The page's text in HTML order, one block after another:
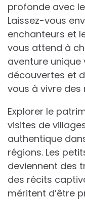
profonde avec
Laissez-vous
enchanteurs et
vous attend à
aventure
découvertes et
vous à vivre
Explorer le
visites de
authentique
régions. Les
deviennent des
des récits
méritent d’être